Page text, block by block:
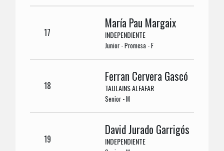
17
María Pau Margaix
INDEPENDIENTE
Junior - Promesa - F
18
Ferran Cervera Gascó
TAULAINS ALFAFAR
Senior - M
19
David Jurado Garrigós
INDEPENDIENTE